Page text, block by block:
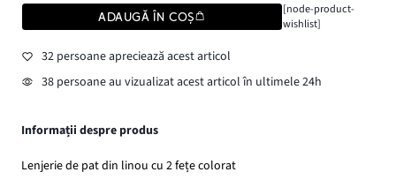
ADAUGĂ ÎN COȘ
[node-product-
wishlist]
32 persoane apreciează acest articol
38 persoane au vizualizat acest articol în ultimele 24h
Informații despre produs
Lenjerie de pat din linou cu 2 fețe colorat